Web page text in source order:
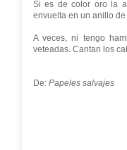
Si es de color oro la
envuelta en un anillo
A veces, ni tengo
veteadas. Cantan los
De: Papeles salvajes